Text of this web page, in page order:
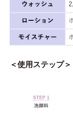
＜使用ステップ＞